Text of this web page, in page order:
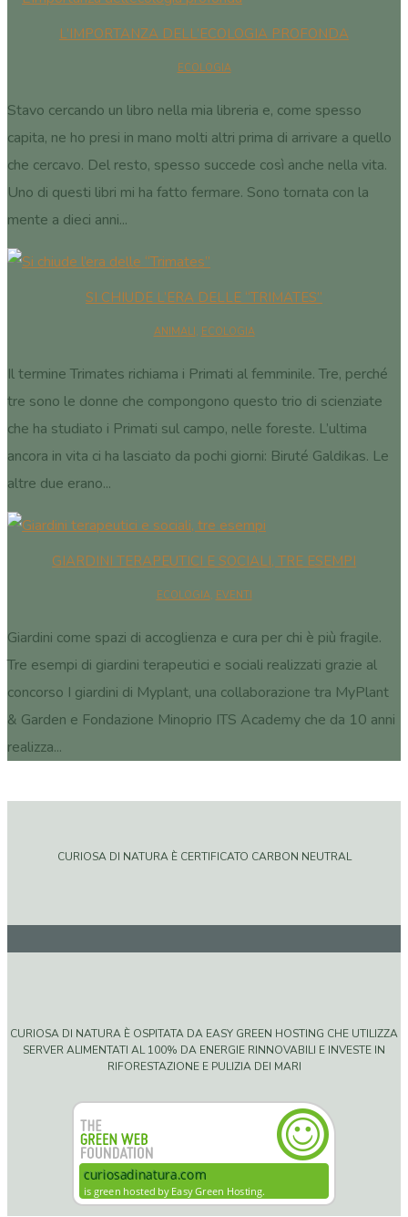
L’IMPORTANZA DELL’ECOLOGIA PROFONDA
ECOLOGIA
Stavo cercando un libro nella mia libreria e, come spesso
capita, ne ho presi in mano molti altri prima di arrivare a quello
che cercavo. Del resto, spesso succede così anche nella vita.
Uno di questi libri mi ha fatto fermare. Sono tornata con la
mente a dieci anni...
SI CHIUDE L’ERA DELLE “TRIMATES”
ANIMALI, ECOLOGIA
Il termine Trimates richiama i Primati al femminile. Tre, perché
tre sono le donne che compongono questo trio di scienziate
che ha studiato i Primati sul campo, nelle foreste. L’ultima
ancora in vita ci ha lasciato da pochi giorni: Biruté Galdikas. Le
altre due erano...
GIARDINI TERAPEUTICI E SOCIALI, TRE ESEMPI
ECOLOGIA, EVENTI
Giardini come spazi di accoglienza e cura per chi è più fragile.
Tre esempi di giardini terapeutici e sociali realizzati grazie al
concorso I giardini di Myplant, una collaborazione tra MyPlant
& Garden e Fondazione Minoprio ITS Academy che da 10 anni
realizza...
CURIOSA DI NATURA È CERTIFICATO CARBON NEUTRAL
CURIOSA DI NATURA È OSPITATA DA EASY GREEN HOSTING CHE UTILIZZA
SERVER ALIMENTATI AL 100% DA ENERGIE RINNOVABILI E INVESTE IN
RIFORESTAZIONE E PULIZIA DEI MARI